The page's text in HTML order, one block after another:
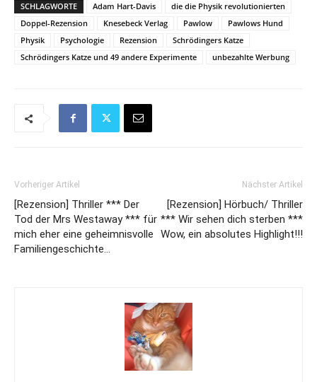
SCHLAGWORTE Adam Hart-Davis
die die Physik revolutionierten
Doppel-Rezension
Knesebeck Verlag Pawlow
Pawlows Hund
Physik
Psychologie Rezension
Schrödingers Katze
Schrödingers Katze und 49 andere Experimente
unbezahlte Werbung
Vorheriger Artikel
[Rezension] Thriller *** Der
Tod der Mrs Westaway *** für
mich eher eine geheimnisvolle
Familiengeschichte…
Nächster Artikel
[Rezension] Hörbuch/ Thriller
*** Wir sehen dich sterben ***
Wow, ein absolutes Highlight!!!